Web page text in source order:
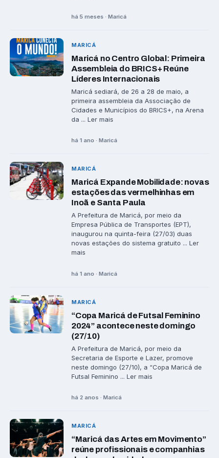
há 5 meses · Maricá
MARICÁ
Maricá no Centro Global: Primeira
Assembleia do BRICS+ Reúne
Líderes Internacionais
Maricá sediará, de 26 a 28 de maio, a
primeira assembleia da Associação de
Cidades e Municípios do BRICS+, na Arena
da ... Ler mais
há 1 ano · Maricá
MARICÁ
Maricá Expande Mobilidade: novas
estações das vermelhinhas em
Inoã e Santa Paula
A Prefeitura de Maricá, por meio da
Empresa Pública de Transportes (EPT),
inaugurou na quinta-feira (27/03) duas
novas estações do sistema gratuito ... Ler
mais
há 1 ano · Maricá
MARICÁ
“Copa Maricá de Futsal Feminino
2024” acontece neste domingo
(27/10)
A Prefeitura de Maricá, por meio da
Secretaria de Esporte e Lazer, promove
neste domingo (27/10), a “Copa Maricá de
Futsal Feminino ... Ler mais
há 2 anos · Maricá
MARICÁ
“Maricá das Artes em Movimento”
reúne profissionais e companhias